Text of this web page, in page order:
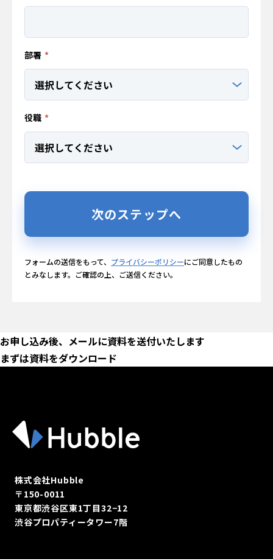
部署 *
役職 *
次のステップへ
フォームの送信をもって、 プライバシーポリシーにご同意したもの
とみなします。ご確認の上、ご送信ください。
お申し込み後、メールに資料を送付いたします
まずは資料をダウンロード
株式会社Hubble
〒150-0011
東京都渋谷区東1丁目32−12
渋谷プロパティータワー7階